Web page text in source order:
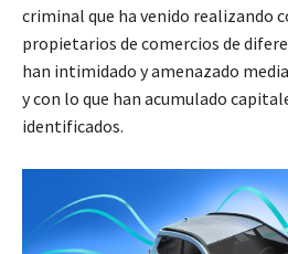
criminal que ha venido realizando
propietarios de comercios de
han intimidado y amenazado
y con lo que han acumulado
identificados.